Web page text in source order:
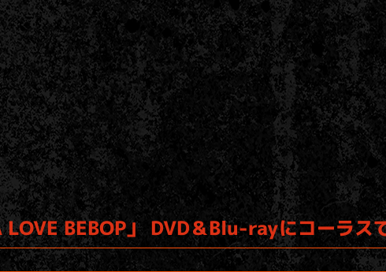
BEBOP」 DVD＆Blu-rayにコーラス